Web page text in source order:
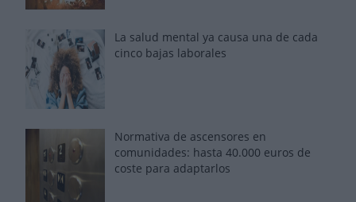
La salud mental ya causa una de cada
cinco bajas laborales
Normativa de ascensores en
comunidades: hasta 40.000 euros de
coste para adaptarlos